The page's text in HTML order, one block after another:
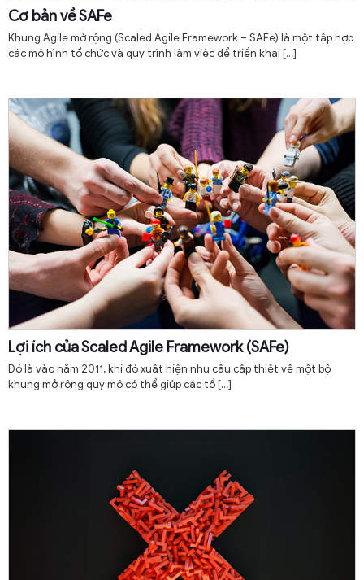
Cơ bản về SAFe
Khung Agile mở rộng (Scaled Agile Framework – SAFe) là một tập hợp
các mô hình tổ chức và quy trình làm việc để triển khai[…]
Lợi ích của Scaled Agile Framework (SAFe)
Đó là vào năm 2011, khi đó xuất hiện nhu cầu cấp thiết về một bộ
khung mở rộng quy mô có thể giúp các tổ[…]